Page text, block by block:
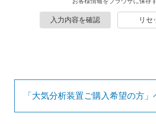
入力内容を確認 リセ
「大気分析装置ご購入希望の方